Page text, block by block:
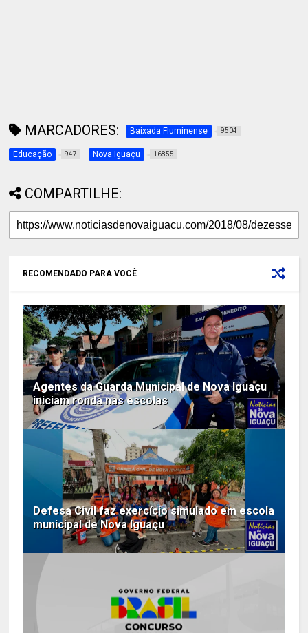
MARCADORES: Baixada Fluminense 9504
Educação 947 Nova Iguaçu 16855
COMPARTILHE:
RECOMENDADO PARA VOCÊ
Agentes da Guarda Municipal de Nova Iguaçu
iniciam ronda nas escolas
Defesa Civil faz exercício simulado em escola
municipal de Nova Iguaçu